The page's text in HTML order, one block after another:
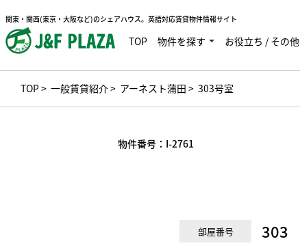
関東・関西(東京・大阪など)のシェアハウス。英語対応賃貸物件情報サイト
TOP 物件を探す お役立ち / その他
TOP> 一般賃貸紹介> アーネスト蒲田 > 303号室
物件番号： I-2761
部屋番号 303